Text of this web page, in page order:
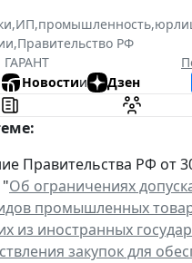
,ИП,промышленность,
,Правительство РФ
ГАРАНТ
Новостии Дзен
Правительства РФ от
Об ограничениях
промышленных
из иностранных
закупок для